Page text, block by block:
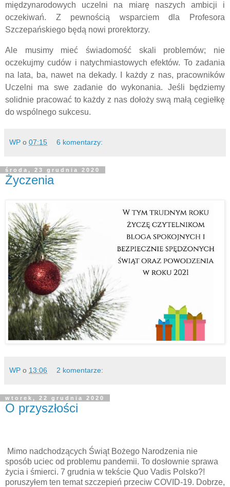
międzynarodowych uczelni na miarę naszych ambicji i
oczekiwań. Z pewnością wsparciem dla Profesora
Szczepańskiego będą nowi prorektorzy.
Ale musimy mieć świadomość skali problemów; nie
oczekujmy cudów i natychmiastowych efektów. To zadania
na lata, ba, nawet na dekady. I każdy z nas, pracowników
Uczelni ma swe zadanie do wykonania. Jeśli będziemy
solidnie pracować to każdy z nas dołoży swą małą cegiełkę
do wspólnego sukcesu.
WP o 07:15 6 komentarzy:
środa, 23 grudnia 2020
Życzenia
WP o 13:06 2 komentarze:
wtorek, 22 grudnia 2020
O przyszłości
Mimo nadchodzących Świąt Bożego Narodzenia nie
sposób uciec od problemu pandemii. To dosłownie sprawa
życia i śmierci. 7 grudnia w tekście Quo Vadis Polsko?!
poruszyłem ten temat szczepień przeciw COVID-19. Dobrze,